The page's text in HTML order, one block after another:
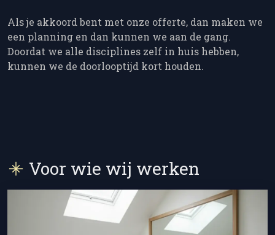
Als je akkoord bent met onze offerte, dan maken we
een planning en dan kunnen we aan de gang.
Doordat we alle disciplines zelf in huis hebben,
kunnen we de doorlooptijd kort houden.
Voor wie wij werken